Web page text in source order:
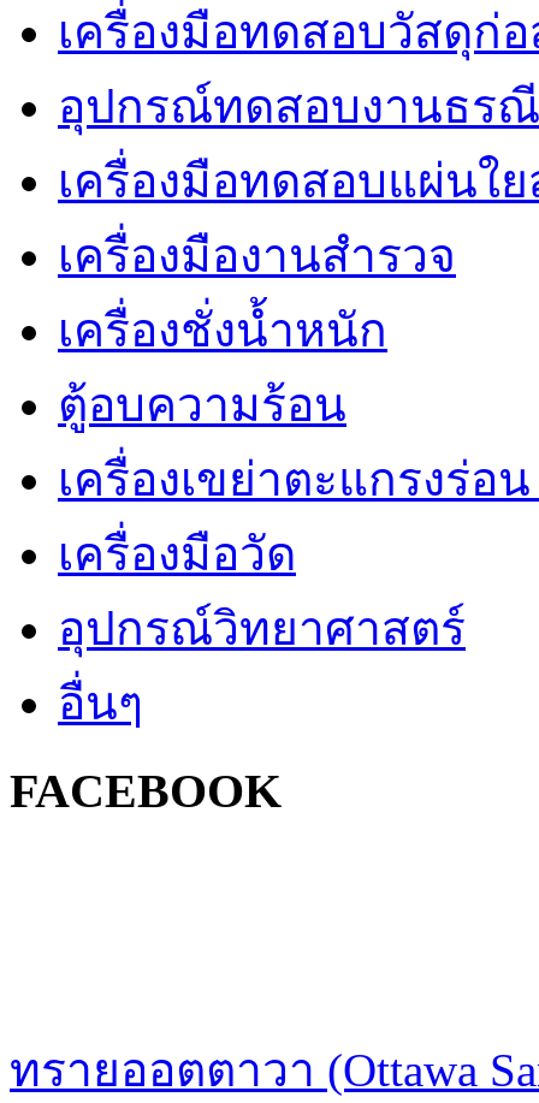
เครื่องมือทดสอบวัสดุก่อ
อุปกรณ์ทดสอบงานธรณี
เครื่องมือทดสอบแผ่นใย
เครื่องมืองานสำรวจ
เครื่องชั่งน้ำหนัก
ตู้อบความร้อน
เครื่องเขย่าตะแกรงร่อ
เครื่องมือวัด
อุปกรณ์วิทยาศาสตร์
อื่นๆ
FACEBOOK
ทรายออตตาวา (Ottawa